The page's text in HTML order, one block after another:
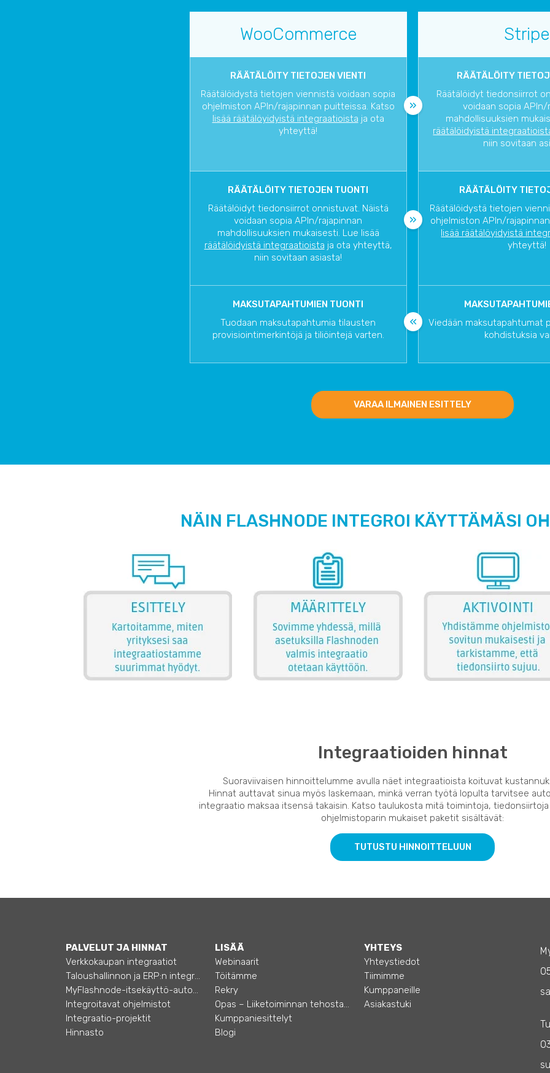
WooCommerce Stripe
RÄÄTÄLÖITY TIETOJEN VIENTI
Räätälöidystä tietojen viennistä voidaan sopia
ohjelmiston APIn/rajapinnan puitteissa. Katso
lisää räätälöyidyistä integraatioista ja ota
yhteyttä!
RÄÄTÄLÖITY
Räätälöidyt tiedonsiirrot
voidaan sopia APIn/
mahdollisuuksien
räätälöidyistä
niin sovitaan
RÄÄTÄLÖITY TIETOJEN TUONTI
Räätälöidyt tiedonsiirrot onnistuvat. Näistä
voidaan sopia APIn/rajapinnan
mahdollisuuksien mukaisesti. Lue lisää
räätälöidyistä integraatioista ja ota yhteyttä,
niin sovitaan asiasta!
RÄÄTÄLÖITY
Räätälöidystä tietojen
ohjelmiston APIn/
lisää räätälöyidyistä
yhteyttä!
MAKSUTAPAHTUMIEN TUONTI
Tuodaan maksutapahtumia tilausten
provisiointimerkintöjä ja tiliöintejä varten.
Viedään maksutapahtumat
kohdistuksia
VARAA ILMAINEN ESITTELY
NÄIN FLASHNODE INTEGROI KÄYTTÄMÄSI
Integraatioiden hinnat
Suoraviivaisen hinnoittelumme avulla näet integraatioista koituvat
Hinnat auttavat sinua myös laskemaan, minkä verran työtä lopulta tarvitsee
integraatio maksaa itsensä takaisin. Katso taulukosta mitä toimintoja,
ohjelmistoparin mukaiset paketit sisältävät:
TUTUSTU HINNOITTELUUN
PALVELUT JA HINNAT
Verkkokaupan integraatiot
Taloushallinnon ja ERP:n integraatiot
MyFlashnode-itsekäyttö-automaatio
Integroitavat ohjelmistot
Integraatio-projektit
Hinnasto
LISÄÄ
Webinaarit
Töitämme
Rekry
Opas – Liiketoiminnan tehostamiseen
Kumppaniesittelyt
Blogi
YHTEYS
Yhteystiedot
Tiimimme
Kumppaneille
Asiakastuki